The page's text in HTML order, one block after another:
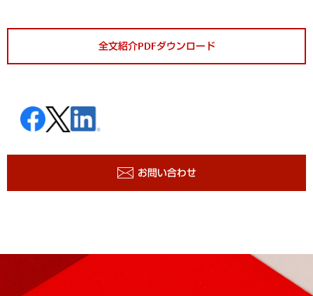
全文紹介PDFダウンロード
お問い合わせ